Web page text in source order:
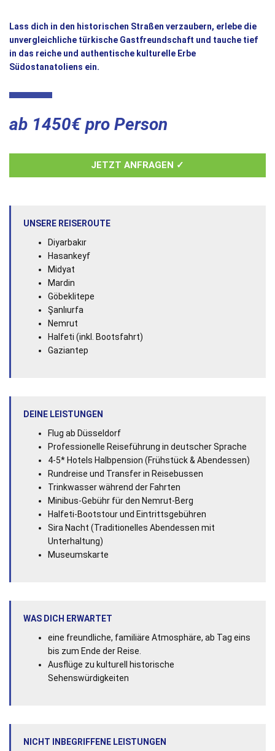
Lass dich in den historischen Straßen verzaubern, erlebe die
unvergleichliche türkische Gastfreundschaft und tauche tief
in das reiche und authentische kulturelle Erbe
Südostanatoliens ein.
ab 1450€ pro Person
JETZT ANFRAGEN ✓
UNSERE REISEROUTE
Diyarbakır
Hasankeyf
Midyat
Mardin
Göbeklitepe
Şanlıurfa
Nemrut
Halfeti (inkl. Bootsfahrt)
Gaziantep
DEINE LEISTUNGEN
Flug ab Düsseldorf
Professionelle Reiseführung in deutscher Sprache
4-5* Hotels Halbpension (Frühstück & Abendessen)
Rundreise und Transfer in Reisebussen
Trinkwasser während der Fahrten
Minibus-Gebühr für den Nemrut-Berg
Halfeti-Bootstour und Eintrittsgebühren
Sira Nacht (Traditionelles Abendessen mit
Unterhaltung)
Museumskarte
WAS DICH ERWARTET
eine freundliche, familiäre Atmosphäre, ab Tag eins
bis zum Ende der Reise.
Ausflüge zu kulturell historische
Sehenswürdigkeiten
NICHT INBEGRIFFENE LEISTUNGEN